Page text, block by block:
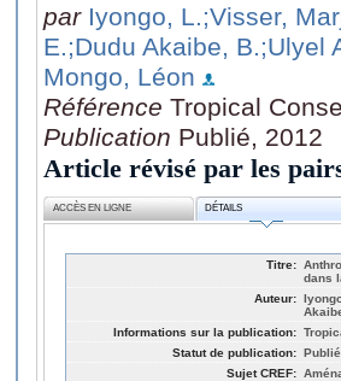
par Iyongo, L.;Visser,
E.;Dudu Akaibe, B.;Ulyel
Mongo, Léon
Référence Tropical
Publication Publié, 2012
Article révisé par les
ACCÈS EN LIGNE DÉTAILS
Titre:
dans
Auteur:
Informations sur la publication:
Statut de publication:
Sujet CREF: